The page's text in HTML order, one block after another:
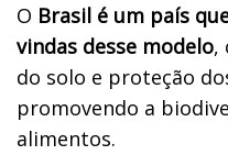
O Brasil é um país
vindas desse modelo,
do solo e proteção
promovendo a
alimentos.